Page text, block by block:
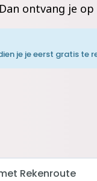
ontvang je
je je eerst gratis te
Rekenroute